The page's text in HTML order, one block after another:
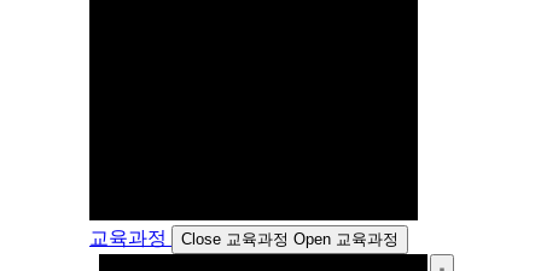
교육과정 Close 교육과정 Open 교육과정